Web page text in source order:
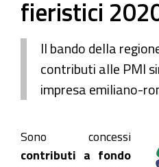
fieristici
Il bando della
contributi alle PMI
impresa emiliano-
Sono concessi
contributi a fondo